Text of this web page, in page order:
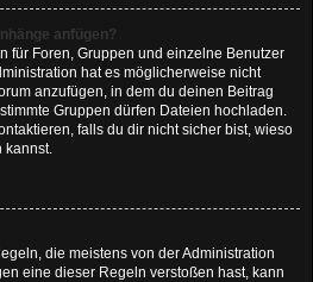
anfügen?
für Foren, Gruppen und einzelne Benutzer
hat es möglicherweise nicht
anzufügen, in dem du deinen Beitrag
Gruppen dürfen Dateien hochladen.
falls du dir nicht sicher bist, wieso
kannst.
die meistens von der Administration
eine dieser Regeln verstoßen hast, kann